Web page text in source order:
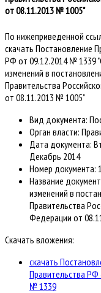
от 08.11.2013 № 1005"
По нижеприведенной
скачать Постановление
РФ от 09.12.2014 № 1339
изменений в
Правительства
от 08.11.2013 № 1005"
Вид документа:
Орган власти:
Дата документа:
Декабрь 2014
Номер документа:
Название
изменений в
Правительства
Федерации от
Скачать вложения:
скачать
Правительства РФ
№ 1339